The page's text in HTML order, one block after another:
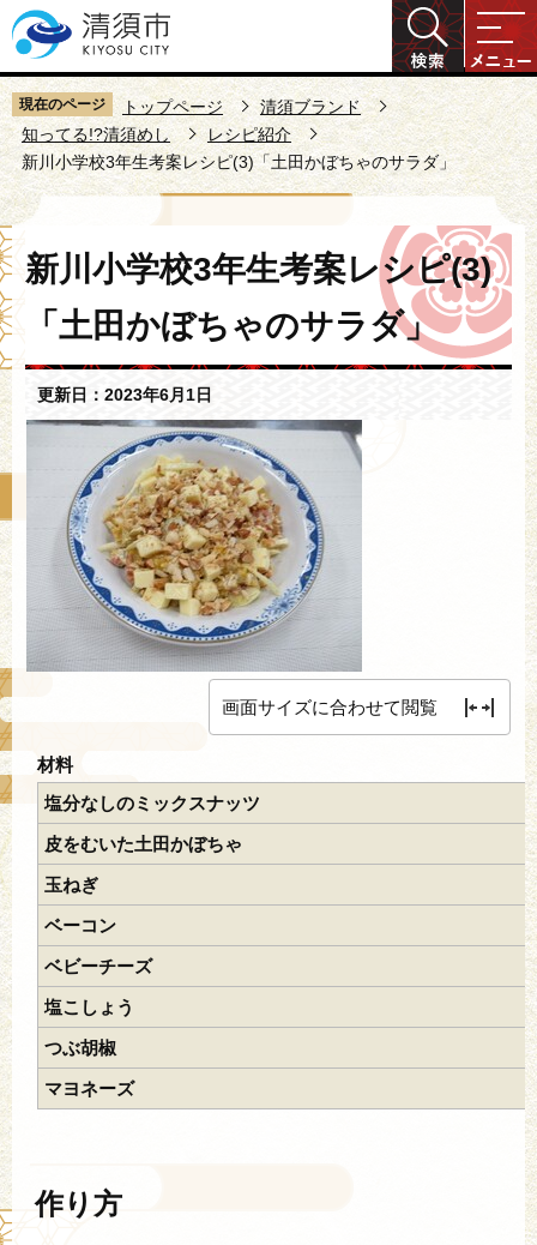
こ
の
ペ
ー
ジ
の
先
頭
で
す
現在のページ トップページ
清須ブランド
知ってる!?清須めし
レシピ紹介
新川小学校3年生考案レシピ(3)「土田かぼちゃのサラダ」
文
か
新川小学校3年生考案レシピ(3)
「土田かぼちゃのサラダ」
更新日：2023年6月1日
画面サイズに合わせて閲覧
材料
塩分なしのミックスナッツ
皮をむいた土田かぼちゃ
玉ねぎ
ベーコン
ベビーチーズ
塩こしょう
つぶ胡椒
マヨネーズ
作り方